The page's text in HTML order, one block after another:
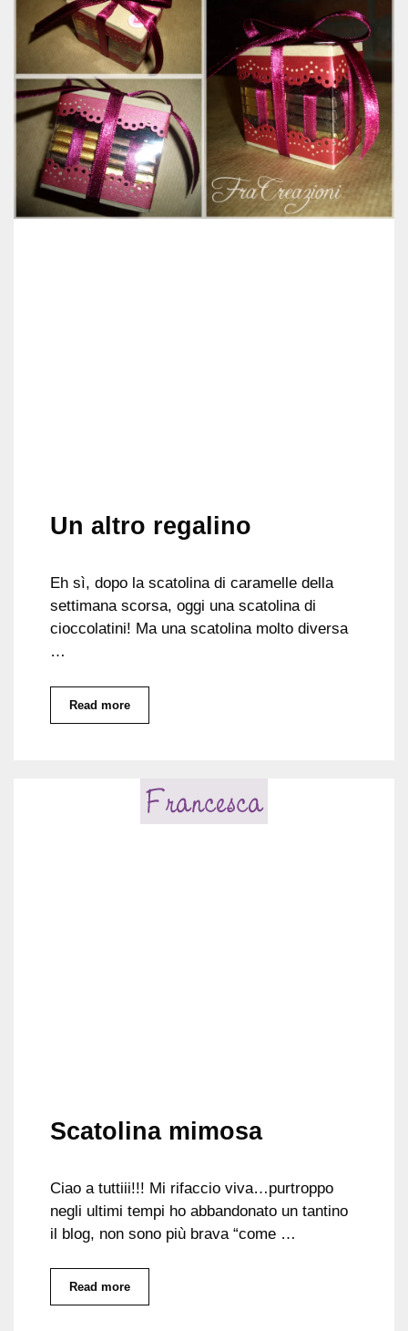
Un altro regalino
Eh sì, dopo la scatolina di caramelle della
settimana scorsa, oggi una scatolina di
cioccolatini! Ma una scatolina molto diversa
…
Read more
Scatolina mimosa
Ciao a tuttiii!!! Mi rifaccio viva…purtroppo
negli ultimi tempi ho abbandonato un tantino
il blog, non sono più brava “come …
Read more